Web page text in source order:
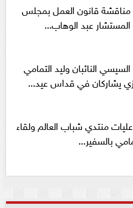
قانون العمل بمجلس
عبد الوهاب...
النائبان وليد التمامي
يشاركان في قداس عيد...
منتدي شباب العالم ولقاء
بالسفير...